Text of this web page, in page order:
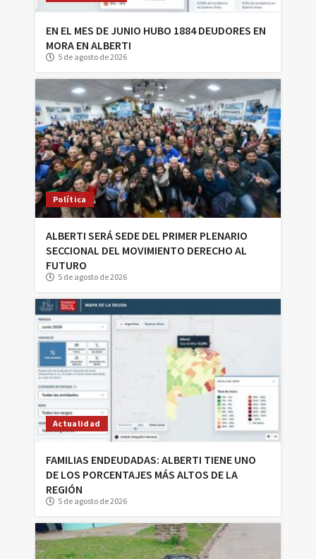
EN EL MES DE JUNIO HUBO 1884 DEUDORES EN
MORA EN ALBERTI
5 de agosto de 2026
Política
ALBERTI SERÁ SEDE DEL PRIMER PLENARIO
SECCIONAL DEL MOVIMIENTO DERECHO AL
FUTURO
5 de agosto de 2026
Actualidad
FAMILIAS ENDEUDADAS: ALBERTI TIENE UNO
DE LOS PORCENTAJES MÁS ALTOS DE LA
REGIÓN
5 de agosto de 2026